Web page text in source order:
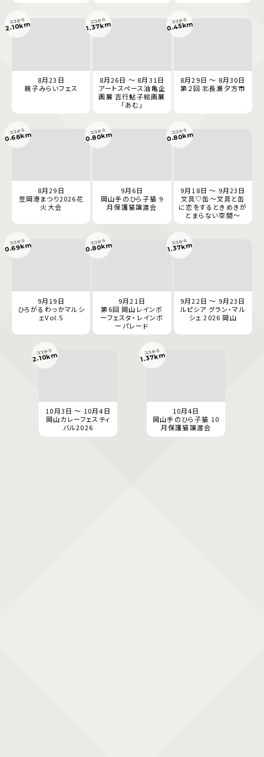
8月23日
親子みらいフェス
ココから
2.10km
8月26日 ～ 8月31日
アートスペース油亀企
画展 吉行鮎子絵画展
「あむ」
ココから
1.37km
8月29日 ～ 8月30日
第２回 北長瀬夕方市
ココから
0.45km
8月29日
笠岡港まつり2026花
火大会
ココから
0.68km
9月6日
岡山手のひら子猫 9
月保護猫譲渡会
ココから
0.80km
9月18日 ～ 9月23日
文具♡缶～文具と缶
に恋をするときめきが
とまらない空間～
ココから
0.80km
9月19日
ひろがるわっかマルシ
ェVol.5
ココから
0.69km
9月21日
第6回 岡山レインボ
ーフェスタ・レインボ
ーパレード
ココから
0.80km
9月22日 ～ 9月23日
ルピシア グラン・マル
シェ 2026 岡山
ココから
1.37km
10月3日 ～ 10月4日
岡山カレーフェスティ
バル2026
ココから
2.10km
10月4日
岡山手のひら子猫 10
月保護猫譲渡会
ココから
1.37km